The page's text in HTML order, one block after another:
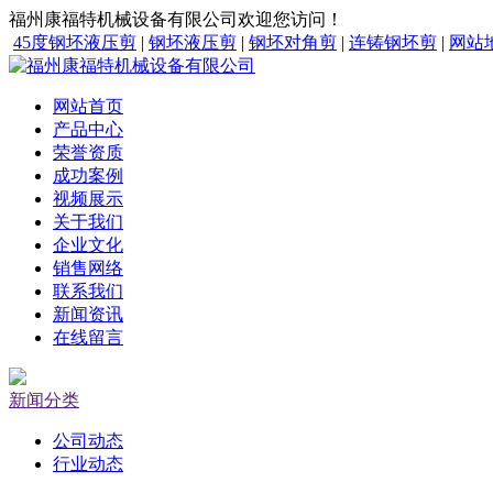
福州康福特机械设备有限公司欢迎您访问！
45度钢坯液压剪 | 钢坯液压剪 | 钢坯对角剪 | 连铸钢坯剪 | 网站
网站首页
产品中心
荣誉资质
成功案例
视频展示
关于我们
企业文化
销售网络
联系我们
新闻资讯
在线留言
新闻分类
公司动态
行业动态